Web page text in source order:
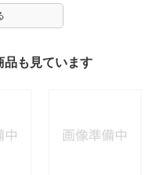
品も見ています